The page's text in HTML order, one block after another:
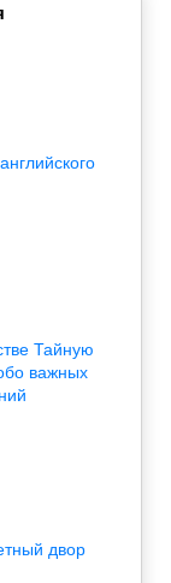
Тайную
важных
двор